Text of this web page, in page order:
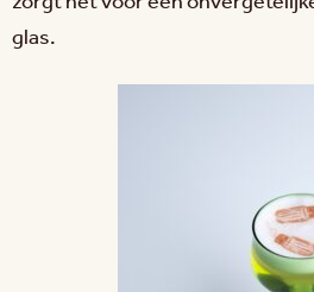
glas.